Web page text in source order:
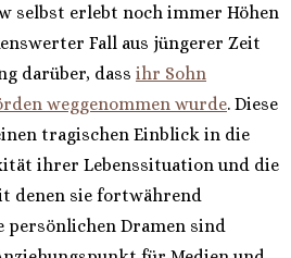
selbst erlebt noch immer Höhen
Fall aus jüngerer Zeit
darüber, dass ihr Sohn
weggenommen wurde. Diese
tragischen Einblick in die
ihrer Lebenssituation und die
denen sie fortwährend
Dramen sind